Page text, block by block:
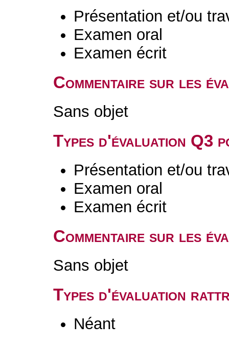
Présentation et/ou
Examen oral
Examen écrit
Commentaire sur les
Sans objet
Types d'évaluation Q3
Présentation et/ou
Examen oral
Examen écrit
Commentaire sur les
Sans objet
Types d'évaluation
Néant